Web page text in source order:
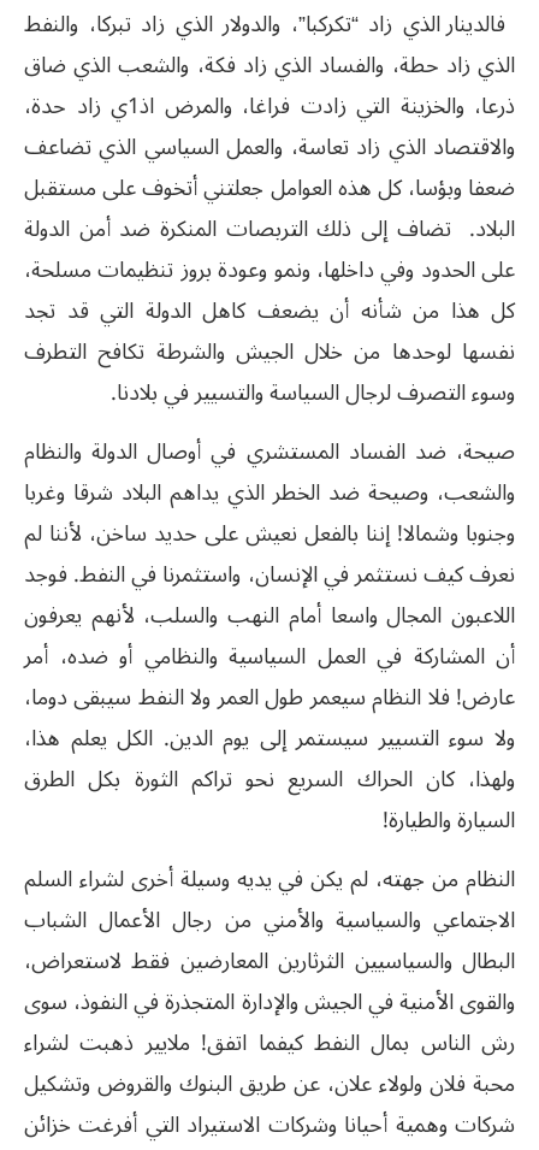
فالدينار الذي زاد “تكركبا”، والدولار الذي زاد تبركا، والنفط
الذي زاد حطة، والفساد الذي زاد فكة، والشعب الذي ضاق
ذرعا، والخزينة التي زادت فراغا، والمرض اذ1ي زاد حدة،
والاقتصاد الذي زاد تعاسة، والعمل السياسي الذي تضاعف
ضعفا وبؤسا، كل هذه العوامل جعلتني أتخوف على مستقبل
البلاد. تضاف إلى ذلك التربصات المنكرة ضد أمن الدولة
على الحدود وفي داخلها، ونمو وعودة بروز تنظيمات مسلحة،
كل هذا من شأنه أن يضعف كاهل الدولة التي قد تجد
نفسها لوحدها من خلال الجيش والشرطة تكافح التطرف
وسوء التصرف لرجال السياسة والتسيير في بلادنا.
صيحة، ضد الفساد المستشري في أوصال الدولة والنظام
والشعب، وصيحة ضد الخطر الذي يداهم البلاد شرقا وغربا
وجنوبا وشمالا! إننا بالفعل نعيش على حديد ساخن، لأننا لم
نعرف كيف نستثمر في الإنسان، واستثمرنا في النفط. فوجد
اللاعبون المجال واسعا أمام النهب والسلب، لأنهم يعرفون
أن المشاركة في العمل السياسية والنظامي أو ضده، أمر
عارض! فلا النظام سيعمر طول العمر ولا النفط سيبقى دوما،
ولا سوء التسيير سيستمر إلى يوم الدين. الكل يعلم هذا،
ولهذا، كان الحراك السريع نحو تراكم الثورة بكل الطرق
السيارة والطيارة!
النظام من جهته، لم يكن في يديه وسيلة أخرى لشراء السلم
الاجتماعي والسياسية والأمني من رجال الأعمال الشباب
البطال والسياسيين الثرثارين المعارضين فقط لاستعراض،
والقوى الأمنية في الجيش والإدارة المتجذرة في النفوذ، سوى
رش الناس بمال النفط كيفما اتفق! ملايير ذهبت لشراء
محبة فلان ولولاء علان، عن طريق البنوك والقروض وتشكيل
شركات وهمية أحيانا وشركات الاستيراد التي أفرغت خزائن